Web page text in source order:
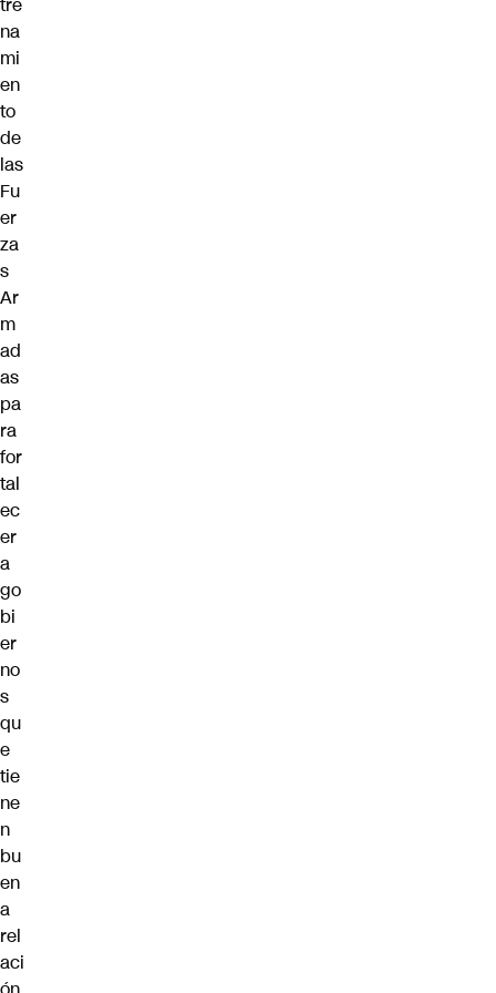
na
mi
en
to
de
las
Fu
er
za
s
Ar
m
ad
as
pa
ra
for
tal
ec
er
a
go
bi
er
no
s
qu
e
tie
ne
n
bu
en
a
rel
aci